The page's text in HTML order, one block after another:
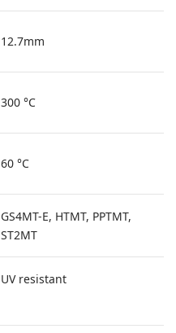
12.7mm
300 °C
60 °C
GS4MT-E, HTMT, PPTMT,
ST2MT
UV resistant